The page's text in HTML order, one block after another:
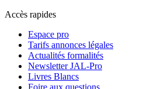
Accès rapides
Espace pro
Tarifs annonces légales
Actualités formalités
Newsletter JAL-Pro
Livres Blancs
Foire aux questions